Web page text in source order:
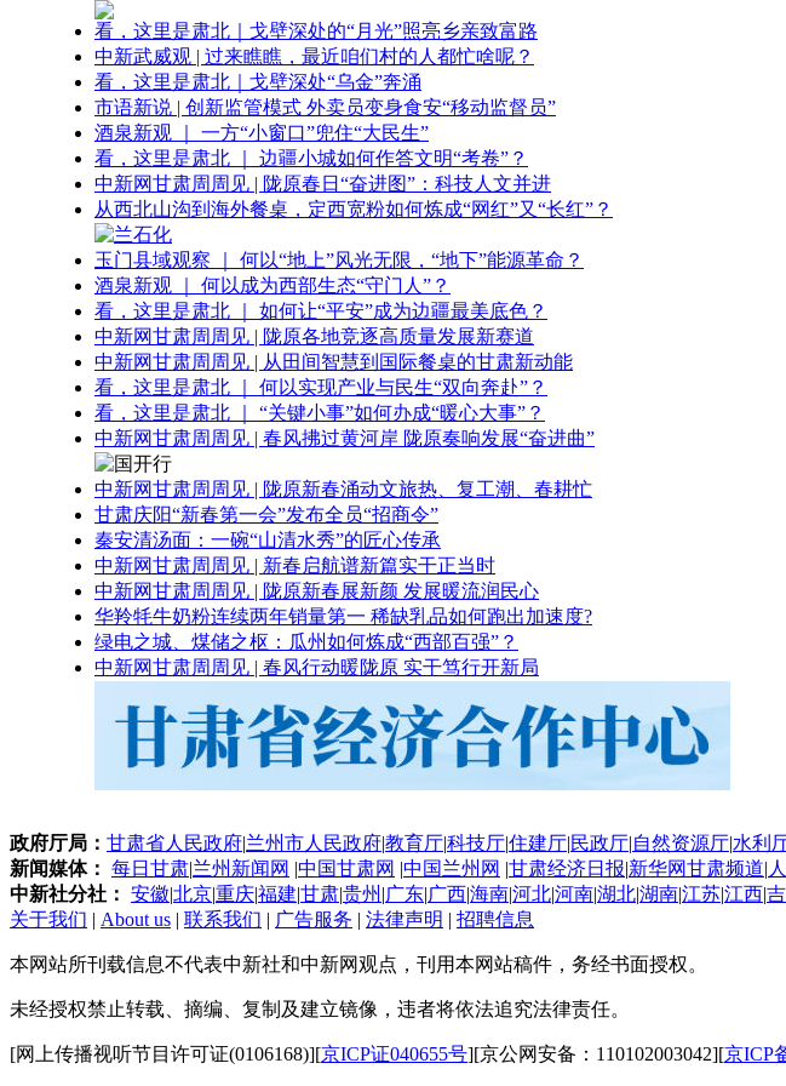
看，这里是肃北｜戈壁深处的“月光”照亮乡亲致富路
中新武威观 | 过来瞧瞧，最近咱们村的人都忙啥呢？
看，这里是肃北｜戈壁深处“乌金”奔涌
市语新说 | 创新监管模式 外卖员变身食安“移动监督员”
酒泉新观 ｜ 一方“小窗口”兜住“大民生”
看，这里是肃北 ｜ 边疆小城如何作答文明“考卷”？
中新网甘肃周周见 | 陇原春日“奋进图”：科技人文并进
从西北山沟到海外餐桌，定西宽粉如何炼成“网红”又“长红”？
玉门县域观察 ｜ 何以“地上”风光无限，“地下”能源革命？
酒泉新观 ｜ 何以成为西部生态“守门人”？
看，这里是肃北 ｜ 如何让“平安”成为边疆最美底色？
中新网甘肃周周见 | 陇原各地竞逐高质量发展新赛道
中新网甘肃周周见 | 从田间智慧到国际餐桌的甘肃新动能
看，这里是肃北 ｜ 何以实现产业与民生“双向奔赴”？
看，这里是肃北 ｜ “关键小事”如何办成“暖心大事”？
中新网甘肃周周见 | 春风拂过黄河岸 陇原奏响发展“奋进曲”
中新网甘肃周周见 | 陇原新春涌动文旅热、复工潮、春耕忙
甘肃庆阳“新春第一会”发布全员“招商令”
秦安清汤面：一碗“山清水秀”的匠心传承
中新网甘肃周周见 | 新春启航谱新篇实干正当时
中新网甘肃周周见 | 陇原新春展新颜 发展暖流润民心
华羚牦牛奶粉连续两年销量第一 稀缺乳品如何跑出加速度?
绿电之城、煤储之枢：瓜州如何炼成“西部百强”？
中新网甘肃周周见 | 春风行动暖陇原 实干笃行开新局
政府厅局： 甘肃省人民政府|兰州市人民政府|教育厅|科技厅|住建厅|民政厅|自然资源厅|水利
新闻媒体： 每日甘肃|兰州新闻网 |中国甘肃网 |中国兰州网 |甘肃经济日报|新华网甘肃频道|
中新社分社： 安徽|北京|重庆|福建|甘肃|贵州 |广东|广西|海南|河北|河南|湖北|湖南|江苏|江西|
关于我们 | About us | 联系我们 | 广告服务 | 法律声明 | 招聘信息
本网站所刊载信息不代表中新社和中新网观点，刊用本网站稿件，务经书面授权。
未经授权禁止转载、摘编、复制及建立镜像，违者将依法追究法律责任。
[网上传播视听节目许可证(0106168)][京ICP证040655号][京公网安备：110102003042][京ICP